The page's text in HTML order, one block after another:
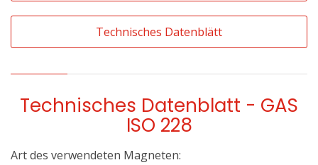
Technisches Datenblätt
Technisches Datenblatt - GAS
ISO 228
Art des verwendeten Magneten: